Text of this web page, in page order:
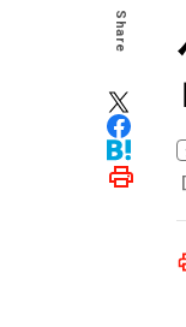
Share